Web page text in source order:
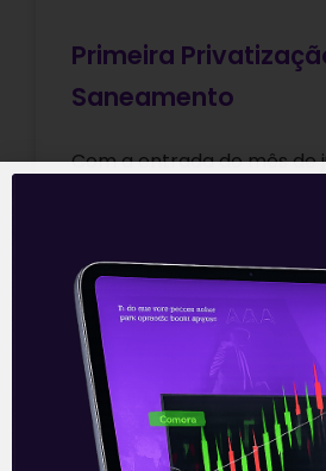
Primeira
Saneamento
Com a entrada do mês de
Leia mais
04/06/2021